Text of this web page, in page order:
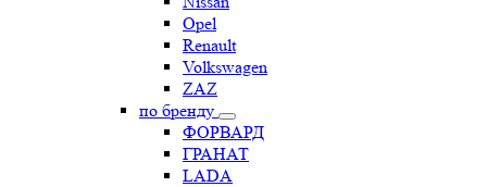
Opel
Renault
Volkswagen
ZAZ
по бренду
ФОРВАРД
ГРАНАТ
LADA